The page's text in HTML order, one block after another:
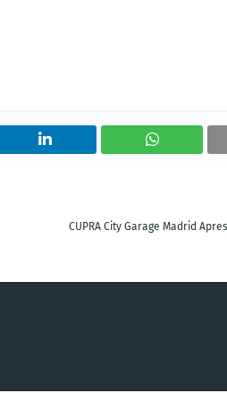
CUPRA City Garage Madrid